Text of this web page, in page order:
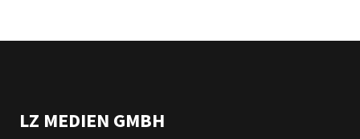
LZ MEDIEN GMBH